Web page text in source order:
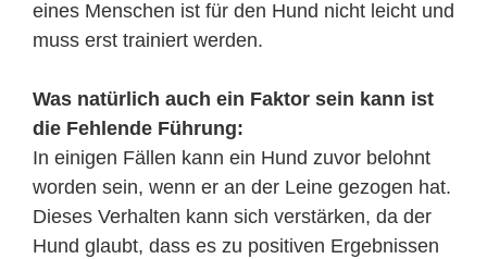
eines Menschen ist für den Hund nicht leicht und
muss erst trainiert werden.
Was natürlich auch ein Faktor sein kann ist
die Fehlende Führung:
In einigen Fällen kann ein Hund zuvor belohnt
worden sein, wenn er an der Leine gezogen hat.
Dieses Verhalten kann sich verstärken, da der
Hund glaubt, dass es zu positiven Ergebnissen